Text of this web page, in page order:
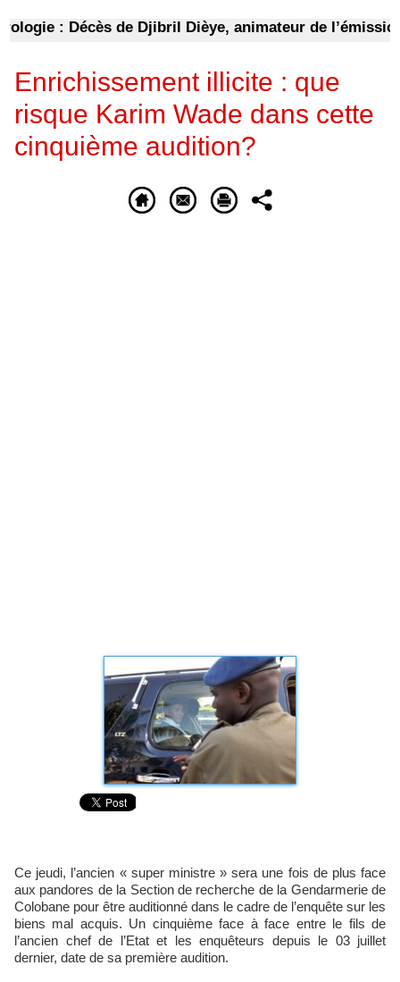
: Décès de Djibril Dièye, animateur de l’émission
Enrichissement illicite : que
risque Karim Wade dans cette
cinquième audition?
Ce jeudi, l’ancien « super ministre » sera une fois de plus face
aux pandores de la Section de recherche de la Gendarmerie de
Colobane pour être auditionné dans le cadre de l’enquête sur les
biens mal acquis. Un cinquième face à face entre le fils de
l’ancien chef de l’Etat et les enquêteurs depuis le 03 juillet
dernier, date de sa première audition.